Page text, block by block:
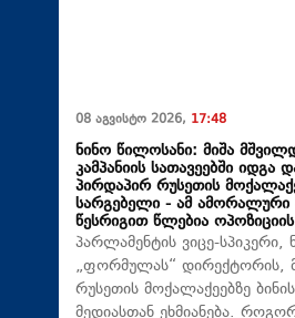
08 აგვისტო 2026, 17:48
ნინო წილოსანი: მიშა
კამპანიის სათავეებში
პირდაპირ რუსეთის
სარგებელი - ამ ამორალური
წესრიგით წლებია
პარლამენტის ვიცე-სპიკერი,
„ფორმულას“ დირექტორის,
რუსეთის მოქალაქეებზე
მედიასთან ეხმიანება.